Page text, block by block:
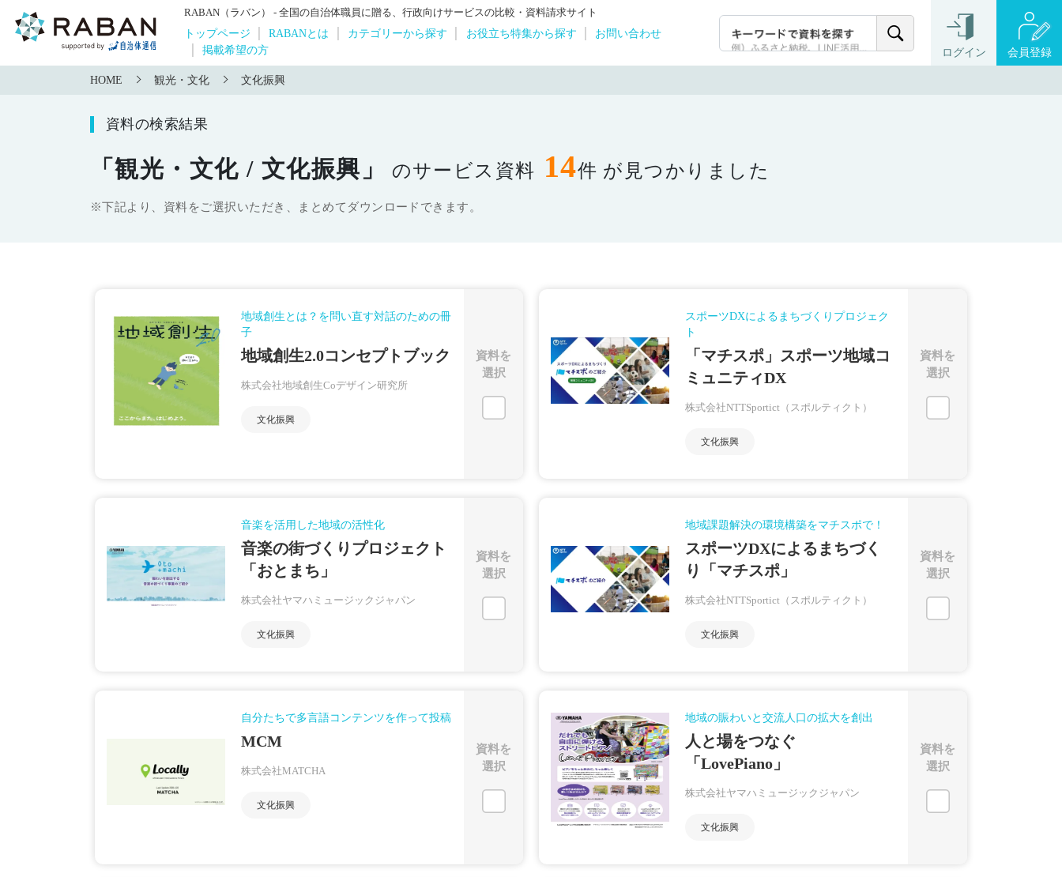
RABAN（ラバン） - 全国の自治体職員に贈る、行政向けサービスの比較・資料請求サイト
トップページ RABANとは カテゴリーから探す お役立ち特集から探す
お問い合わせ
掲載希望の方
ログイン 会員登録
HOME 観光・文化 文化振興
資料の検索結果
「観光・文化 / 文化振興」 のサービス資料 14件 が見つかりました
※下記より、資料をご選択いただき、まとめてダウンロードできます。
地域創生とは？を問い直す対話のための冊
子
地域創生2.0コンセプトブック
株式会社地域創生Coデザイン研究所
文化振興
資料を
選択
スポーツDXによるまちづくりプロジェク
ト
「マチスポ」スポーツ地域コ
ミュニティDX
株式会社NTTSportict（スポルティクト）
文化振興
資料を
選択
音楽を活用した地域の活性化
音楽の街づくりプロジェクト
「おとまち」
株式会社ヤマハミュージックジャパン
文化振興
資料を
選択
地域課題解決の環境構築をマチスポで！
スポーツDXによるまちづく
り「マチスポ」
株式会社NTTSportict（スポルティクト）
文化振興
資料を
選択
自分たちで多言語コンテンツを作って投稿
MCM
株式会社MATCHA
文化振興
資料を
選択
地域の賑わいと交流人口の拡大を創出
人と場をつなぐ
「LovePiano」
株式会社ヤマハミュージックジャパン
文化振興
資料を
選択